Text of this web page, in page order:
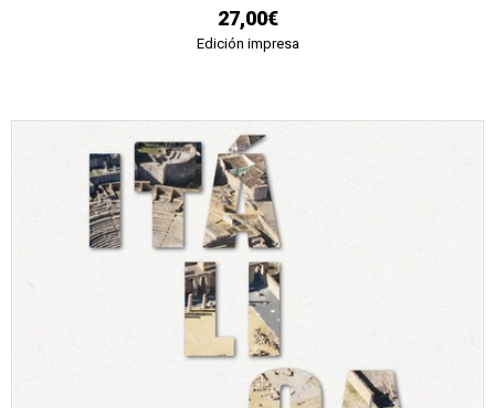
27,00€
Edición impresa